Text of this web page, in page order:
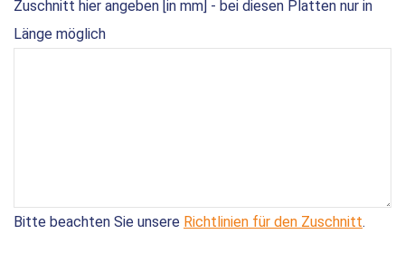
Zuschnitt hier angeben [in mm] - bei diesen Platten nur in
Länge möglich
Bitte beachten Sie unsere Richtlinien für den Zuschnitt.